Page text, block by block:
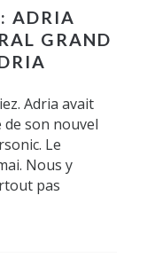
ADRIA
GRAND
Adria avait
son nouvel
Le
Nous y
pas